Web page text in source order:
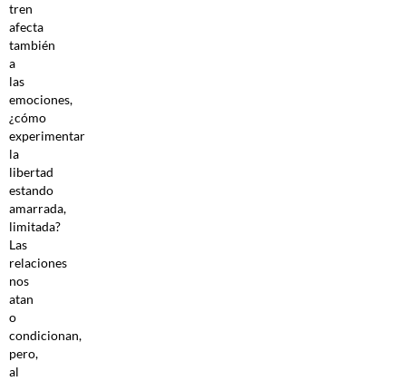
tren
afecta
también
a
las
emociones,
¿cómo
experimentar
la
libertad
estando
amarrada,
limitada?
Las
relaciones
nos
atan
o
condicionan,
pero,
al